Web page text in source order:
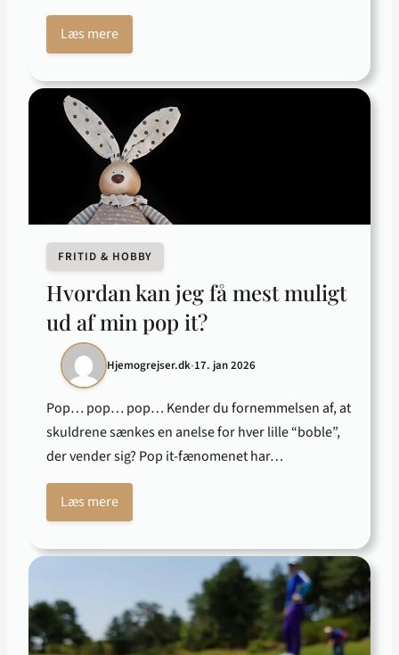
Læs mere
FRITID & HOBBY
Hvordan kan jeg få mest muligt
ud af min pop it?
Hjemogrejser.dk•17. jan 2026
Pop… pop… pop… Kender du fornemmelsen af, at
skuldrene sænkes en anelse for hver lille “boble”,
der vender sig? Pop it-fænomenet har…
Læs mere